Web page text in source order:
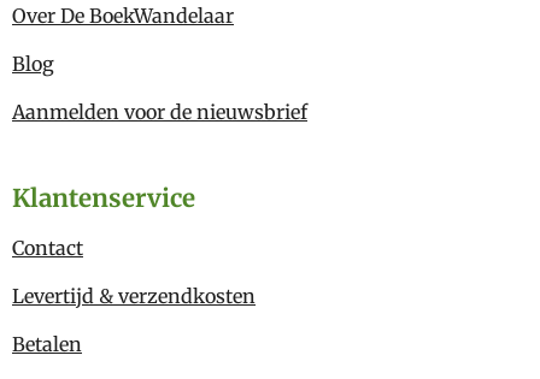
Over De BoekWandelaar
Blog
Aanmelden voor de nieuwsbrief
Klantenservice
Contact
Levertijd & verzendkosten
Betalen